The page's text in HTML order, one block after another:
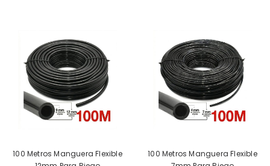
100 Metros Manguera Flexible
100 Metros Manguera Flexible